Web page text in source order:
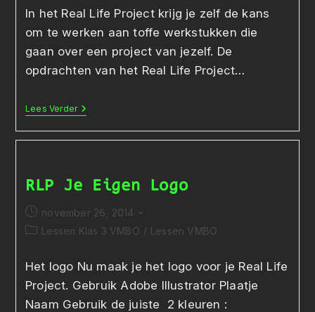
op:
In het Real Life Project krijg je zelf de kans
om te werken aan toffe werkstukken die
gaan over een project van jezelf. De
opdrachten van het Real Life Project…
Lees VerderReal
Life
Projects
RLP Je Eigen Logo
Bericht
gepubliceerd
november 26, 2014
Berichtcategorie:
Lessen Klas 3 VMBO / Lessen VMBO
Het logo Nu maak je het logo voor je Real Life
Project. Gebruik Adobe Illustrator Plaatje
Naam Gebruik de juiste 2 kleuren :